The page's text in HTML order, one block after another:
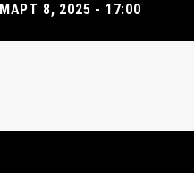
8, 2025 - 17:00